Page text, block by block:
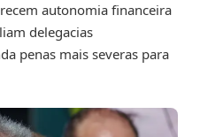
autonomia financeira
delegacias
penas mais severas para